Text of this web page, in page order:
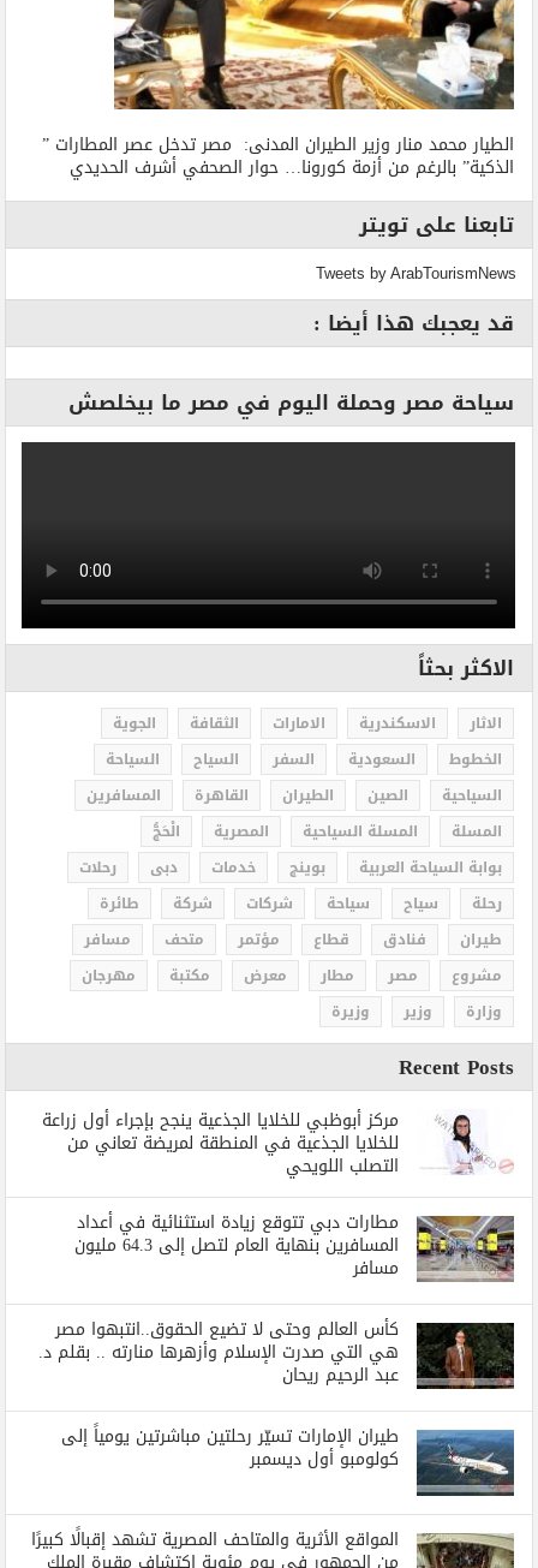
الطيار محمد منار وزير الطيران المدنى: مصر تدخل عصر المطارات ”
الذكية” بالرغم من أزمة كورونا… حوار الصحفي أشرف الحديدي
تابعنا على تويتر
Tweets by ArabTourismNews
قد يعجبك هذا أيضا :
سياحة مصر وحملة اليوم في مصر ما بيخلصش
الاكثر بحثاً
الاثار الاسكندرية الامارات الثقافة
الجوية
الخطوط
السعودية السفر السياح
السياحة
السياحية
الصين الطيران القاهرة
المسافرين
المسلة
المسلة السياحية المصرية
الْحَجُّ
بوابة السياحة العربية
بوينج خدمات دبى
رحلات
رحلة
سياح سياحة شركات شركة
طائرة
طيران
فنادق قطاع مؤتمر متحف
مسافر
مشروع
مصر مطار معرض مكتبة
مهرجان
وزارة
وزير وزيرة
Recent Posts
مركز أبوظبي للخلايا الجذعية ينجح بإجراء أول زراعة
للخلايا الجذعية في المنطقة لمريضة تعاني من
التصلب اللويحي
مطارات دبي تتوقع زيادة استثنائية في أعداد
المسافرين بنهاية العام لتصل إلى 64.3 مليون
مسافر
كأس العالم وحتى لا تضيع الحقوق..انتبهوا مصر
هي التي صدرت الإسلام وأزهرها منارته .. بقلم د.
عبد الرحيم ريحان
طيران الإمارات تسيّر رحلتين مباشرتين يومياً إلى
كولومبو أول ديسمبر
المواقع الأثرية والمتاحف المصرية تشهد إقبالًا كبيرًا